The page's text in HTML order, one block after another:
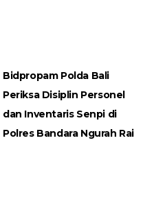
Bidpropam Polda Bali
Periksa Disiplin Personel
dan Inventaris Senpi di
Polres Bandara Ngurah Rai